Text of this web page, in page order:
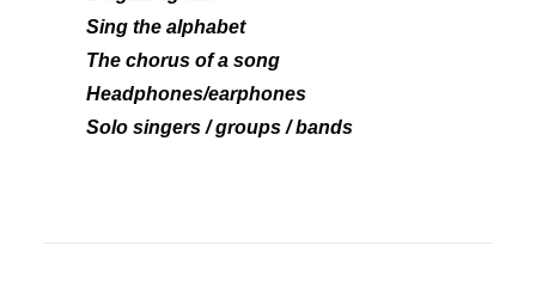
Sing the alphabet
The chorus of a song
Headphones/earphones
Solo singers / groups / bands